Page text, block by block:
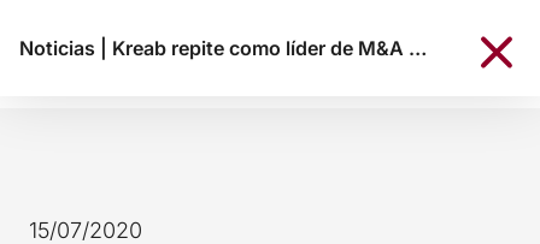
Noticias Kreab repite como líder de M&A en un primer semestre marcado por la COVID-19
15/07/2020